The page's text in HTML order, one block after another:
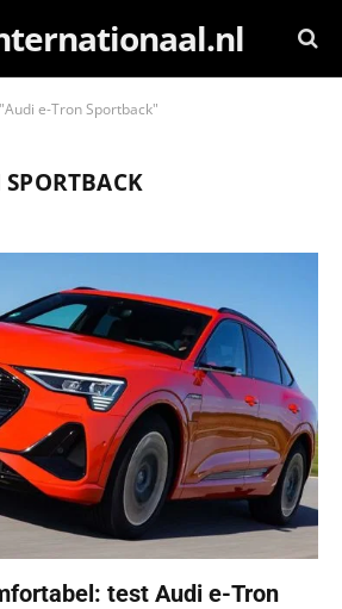
e-Tron Sportback"
test Audi e-Tron